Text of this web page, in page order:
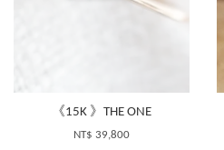
《15K 》THE ONE
NT$ 39,800